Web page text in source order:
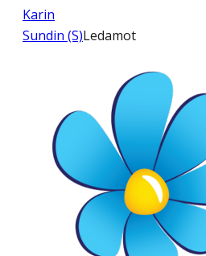
Karin
Sundin (S)Ledamot